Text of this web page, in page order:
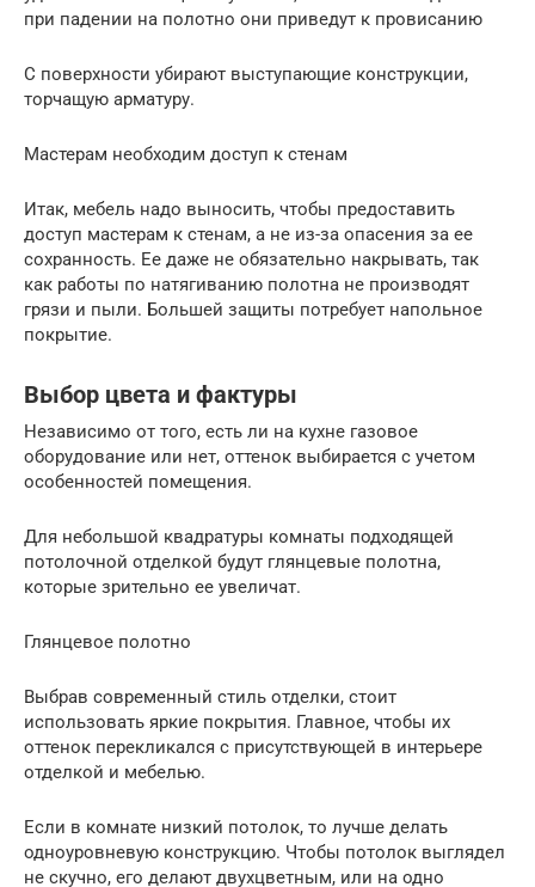
при падении на полотно они приведут к провисанию
С поверхности убирают выступающие конструкции,
торчащую арматуру.
Мастерам необходим доступ к стенам
Итак, мебель надо выносить, чтобы предоставить
доступ мастерам к стенам, а не из-за опасения за ее
сохранность. Ее даже не обязательно накрывать, так
как работы по натягиванию полотна не производят
грязи и пыли. Большей защиты потребует напольное
покрытие.
Выбор цвета и фактуры
Независимо от того, есть ли на кухне газовое
оборудование или нет, оттенок выбирается с учетом
особенностей помещения.
Для небольшой квадратуры комнаты подходящей
потолочной отделкой будут глянцевые полотна,
которые зрительно ее увеличат.
Глянцевое полотно
Выбрав современный стиль отделки, стоит
использовать яркие покрытия. Главное, чтобы их
оттенок перекликался с присутствующей в интерьере
отделкой и мебелью.
Если в комнате низкий потолок, то лучше делать
одноуровневую конструкцию. Чтобы потолок выглядел
не скучно, его делают двухцветным, или на одно